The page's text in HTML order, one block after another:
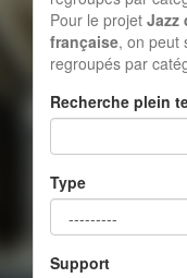
Pour le projet Jazz
française, on peut
regroupés par
Recherche plein
Type
Support